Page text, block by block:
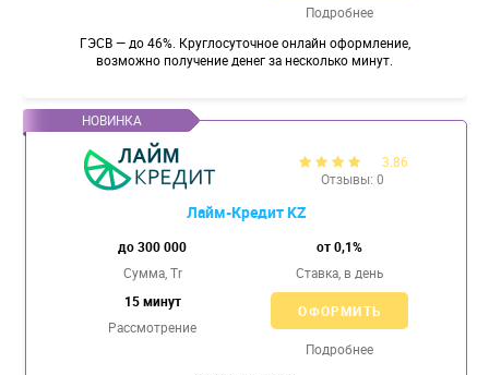
Подробнее
ГЭСВ — до 46%. Круглосуточное онлайн оформление,
возможно получение денег за несколько минут.
3.86
Отзывы: 0
Лайм-Кредит KZ
до 300 000
Сумма, Tr
от 0,1%
Ставка, в день
15 минут
Рассмотрение
ОФОРМИТЬ
Подробнее